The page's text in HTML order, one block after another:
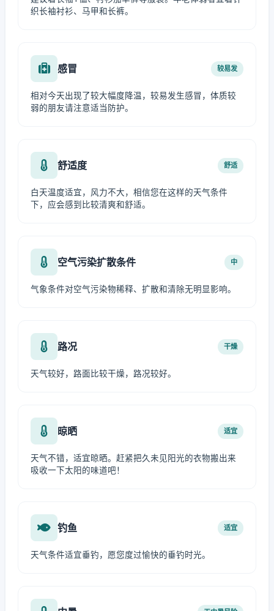
织长袖衬衫、马甲和长裤。
感冒 较易发
相对今天出现了较大幅度降温，较易发生感冒，体质较
弱的朋友请注意适当防护。
舒适度 舒适
白天温度适宜，风力不大，相信您在这样的天气条件
下，应会感到比较清爽和舒适。
空气污染扩散条件 中
气象条件对空气污染物稀释、扩散和清除无明显影响。
路况 干燥
天气较好，路面比较干燥，路况较好。
晾晒 适宜
天气不错，适宜晾晒。赶紧把久未见阳光的衣物搬出来
吸收一下太阳的味道吧！
钓鱼 适宜
天气条件适宜垂钓，愿您度过愉快的垂钓时光。